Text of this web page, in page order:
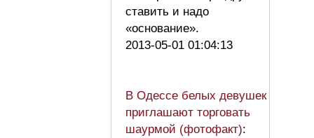
ставить и надо
«основание».
2013-05-01 01:04:13
В Одессе белых девушек
приглашают торговать
шаурмой (фотофакт):